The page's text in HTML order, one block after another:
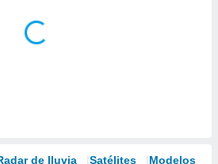
de lluvia Satélites Modelos